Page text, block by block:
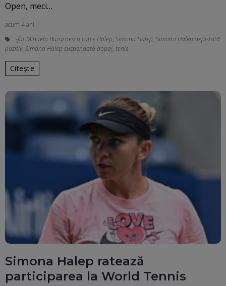
Open, meci…
acum 4 ani
sfat Mihaela Buzarnescu catre Halep, Simona Halep, Simona Halep depistată
pozitiv, Simona Halep suspendată dopaj, tenis
Citește
Simona Halep ratează
participarea la World Tennis